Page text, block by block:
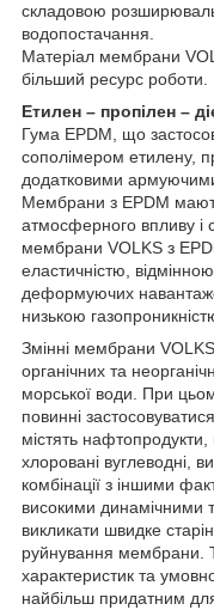
складовою
водопостачання.
Матеріал мембрани
більший ресурс роботи.
Етилен – пропілен –
Гума EPDM, що
сополімером етилену,
додатковими
Мембрани з EPDM
атмосферного впливу і
мембрани VOLKS з
еластичністю,
деформуючих
низькою
Змінні мембрани
органічних та
морської води. При
повинні
містять нафтопродукти,
хлоровані вуглеводні,
комбінації з іншими
високими динамічними
викликати швидке
руйнування мембрани.
характеристик та
найбільш придатним